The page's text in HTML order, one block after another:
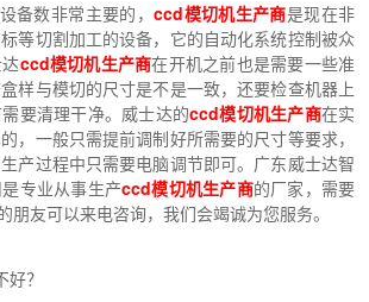
备数非常主要的，ccd模切机生产商是现在非
等切割加工的设备，它的自动化系统控制被众
ccd模切机生产商在开机之前也是需要一些准
样与模切的尺寸是不是一致，还要检查机器上
要清理干净。威士达的ccd模切机生产商在实
，一般只需提前调制好所需要的尺寸等要求，
产过程中只需要电脑调节即可。广东威士达智
专业从事生产ccd模切机生产商的厂家，需要
朋友可以来电咨询，我们会竭诚为您服务。
？